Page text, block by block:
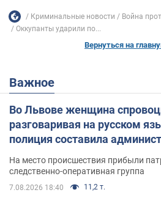
Криминальные новости
Война
Оккупанты ударили по...
Вернуться на
Важное
Во Львове женщина
разговаривая на русском
полиция составила
На место происшествия прибыли
следственно-оперативная группа
7.08.2026 18:40 11,2 т.